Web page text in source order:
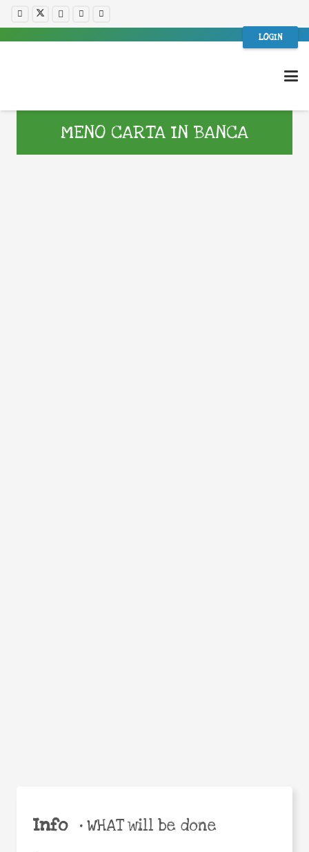
LOGIN
MENO CARTA IN BANCA
Info •WHAT will be done